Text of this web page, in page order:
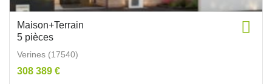
Maison+Terrain
5 pièces
Verines (17540)
308 389 €